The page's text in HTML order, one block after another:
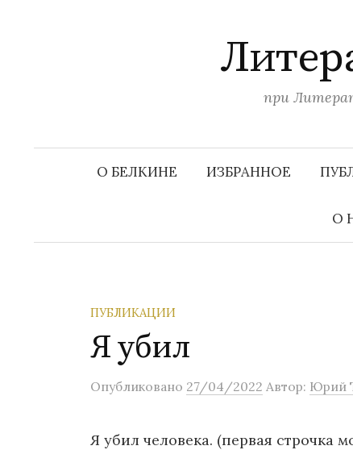
и
при
О БЕЛКИНЕ ИЗБРАННОЕ
О
ПУБЛИКАЦИИ
Я убил
Опубликовано 27/04/2022 Автор: Юрий
Я убил человека. (первая строчка